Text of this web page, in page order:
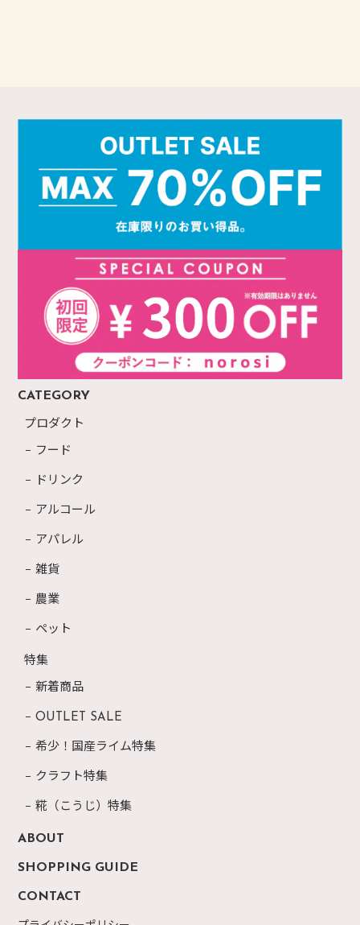
CATEGORY
プロダクト
フード
ドリンク
アルコール
アパレル
雑貨
農業
ペット
特集
新着商品
OUTLET SALE
希少！国産ライム特集
クラフト特集
糀（こうじ）特集
ABOUT
SHOPPING GUIDE
CONTACT